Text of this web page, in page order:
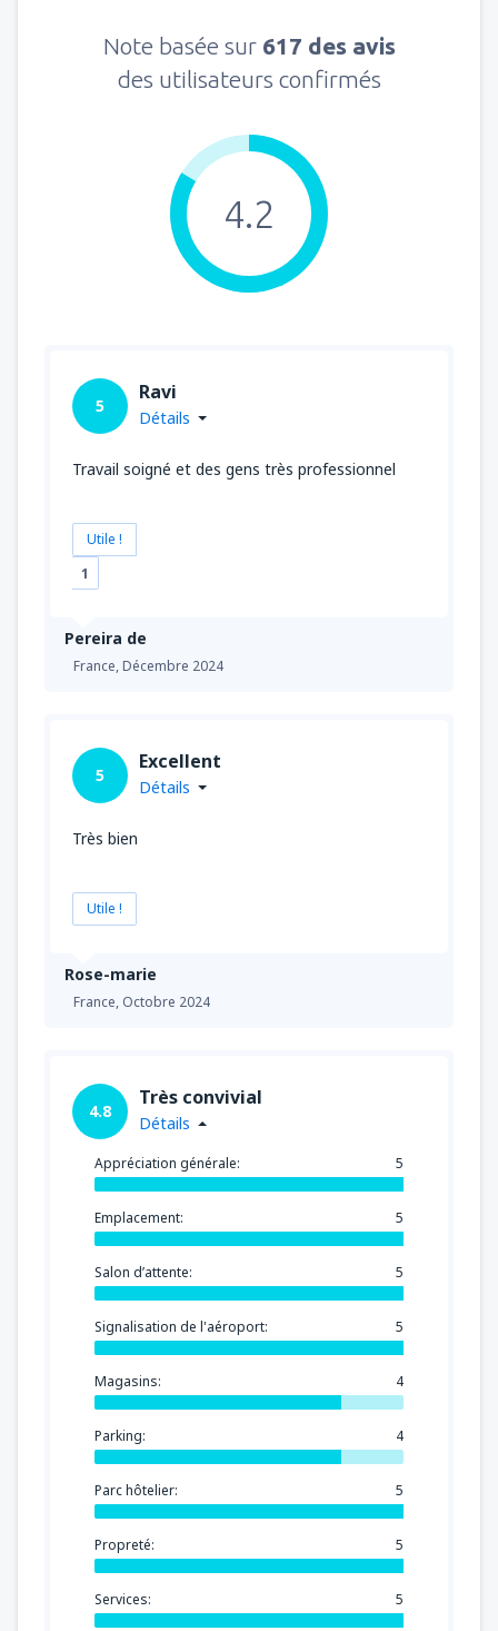
Note basée sur 617 des avis
des utilisateurs confirmés
4.2
Pereira de
France,Décembre 2024
5
Ravi
Détails
Travail soigné et des gens très professionnel
Utile !
1
Rose-marie
France, Octobre 2024
5
Excellent
Détails
Très bien
Utile !
4.8
Très convivial
Détails
Appréciation générale: 5
Emplacement: 5
Salon d’attente: 5
Signalisation de l'aéroport: 5
Magasins: 4
Parking: 4
Parc hôtelier: 5
Propreté: 5
Services: 5